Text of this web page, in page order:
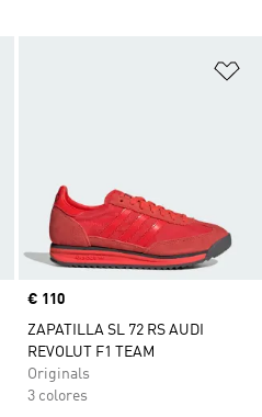
Precio
€ 110
ZAPATILLA SL 72 RS AUDI
REVOLUT F1 TEAM
Originals
3 colores